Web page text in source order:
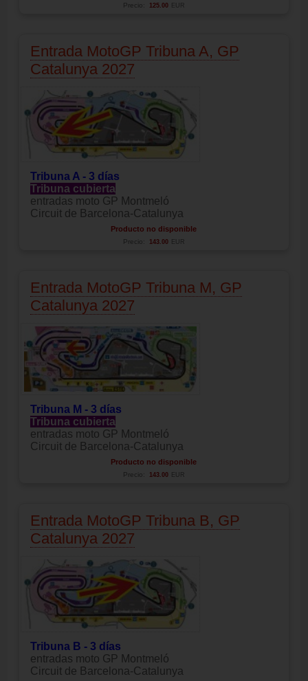
Precio: 125.00 EUR
Entrada MotoGP Tribuna A, GP
Catalunya 2027
Tribuna A - 3 días
Tribuna cubierta
entradas moto GP Montmeló
Circuit de Barcelona-Catalunya
Producto no disponible
Precio: 143.00 EUR
Entrada MotoGP Tribuna M, GP
Catalunya 2027
Tribuna M - 3 días
Tribuna cubierta
entradas moto GP Montmeló
Circuit de Barcelona-Catalunya
Producto no disponible
Precio: 143.00 EUR
Entrada MotoGP Tribuna B, GP
Catalunya 2027
Tribuna B - 3 días
entradas moto GP Montmeló
Circuit de Barcelona-Catalunya